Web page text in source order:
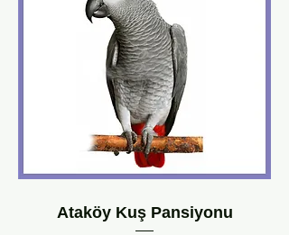
Ataköy Kuş Pansiyonu